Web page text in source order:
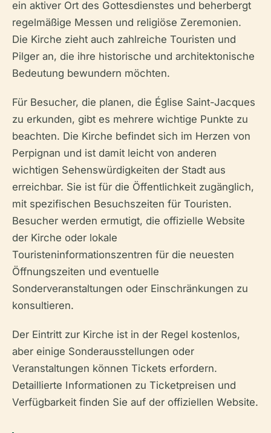
ein aktiver Ort des Gottesdienstes und beherbergt
regelmäßige Messen und religiöse Zeremonien.
Die Kirche zieht auch zahlreiche Touristen und
Pilger an, die ihre historische und architektonische
Bedeutung bewundern möchten.
Für Besucher, die planen, die Église Saint-Jacques
zu erkunden, gibt es mehrere wichtige Punkte zu
beachten. Die Kirche befindet sich im Herzen von
Perpignan und ist damit leicht von anderen
wichtigen Sehenswürdigkeiten der Stadt aus
erreichbar. Sie ist für die Öffentlichkeit zugänglich,
mit spezifischen Besuchszeiten für Touristen.
Besucher werden ermutigt, die offizielle Website
der Kirche oder lokale
Touristeninformationszentren für die neuesten
Öffnungszeiten und eventuelle
Sonderveranstaltungen oder Einschränkungen zu
konsultieren.
Der Eintritt zur Kirche ist in der Regel kostenlos,
aber einige Sonderausstellungen oder
Veranstaltungen können Tickets erfordern.
Detaillierte Informationen zu Ticketpreisen und
Verfügbarkeit finden Sie auf der offiziellen Website.